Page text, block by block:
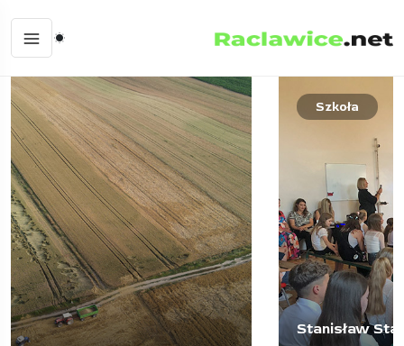
Szkoła
Stanisław Stadnicki 29.06.2026